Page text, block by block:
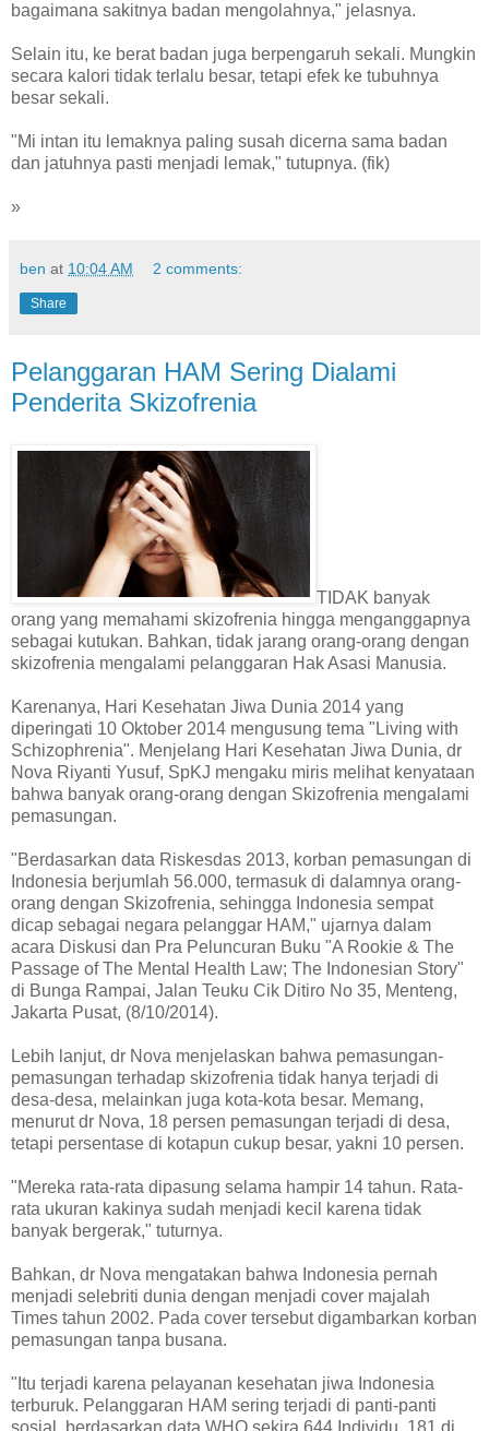
bagaimana sakitnya badan mengolahnya," jelasnya.
Selain itu, ke berat badan juga berpengaruh sekali. Mungkin
secara kalori tidak terlalu besar, tetapi efek ke tubuhnya
besar sekali.
"Mi intan itu lemaknya paling susah dicerna sama badan
dan jatuhnya pasti menjadi lemak," tutupnya. (fik)
»
ben at 10:04 AM 2 comments:
Share
Pelanggaran HAM Sering Dialami
Penderita Skizofrenia
TIDAK banyak
orang yang memahami skizofrenia hingga menganggapnya
sebagai kutukan. Bahkan, tidak jarang orang-orang dengan
skizofrenia mengalami pelanggaran Hak Asasi Manusia.
Karenanya, Hari Kesehatan Jiwa Dunia 2014 yang
diperingati 10 Oktober 2014 mengusung tema "Living with
Schizophrenia". Menjelang Hari Kesehatan Jiwa Dunia, dr
Nova Riyanti Yusuf, SpKJ mengaku miris melihat kenyataan
bahwa banyak orang-orang dengan Skizofrenia mengalami
pemasungan.
"Berdasarkan data Riskesdas 2013, korban pemasungan di
Indonesia berjumlah 56.000, termasuk di dalamnya orang-
orang dengan Skizofrenia, sehingga Indonesia sempat
dicap sebagai negara pelanggar HAM," ujarnya dalam
acara Diskusi dan Pra Peluncuran Buku "A Rookie & The
Passage of The Mental Health Law; The Indonesian Story"
di Bunga Rampai, Jalan Teuku Cik Ditiro No 35, Menteng,
Jakarta Pusat, (8/10/2014).
Lebih lanjut, dr Nova menjelaskan bahwa pemasungan-
pemasungan terhadap skizofrenia tidak hanya terjadi di
desa-desa, melainkan juga kota-kota besar. Memang,
menurut dr Nova, 18 persen pemasungan terjadi di desa,
tetapi persentase di kotapun cukup besar, yakni 10 persen.
"Mereka rata-rata dipasung selama hampir 14 tahun. Rata-
rata ukuran kakinya sudah menjadi kecil karena tidak
banyak bergerak," tuturnya.
Bahkan, dr Nova mengatakan bahwa Indonesia pernah
menjadi selebriti dunia dengan menjadi cover majalah
Times tahun 2002. Pada cover tersebut digambarkan korban
pemasungan tanpa busana.
"Itu terjadi karena pelayanan kesehatan jiwa Indonesia
terburuk. Pelanggaran HAM sering terjadi di panti-panti
sosial, berdasarkan data WHO sekira 644 Individu, 181 di